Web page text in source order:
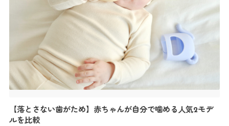
瓶洗いを、もっと快適にしてみませんか？…
く差が出る日もあります。 大人でも暑かったり寒かったり感じる
ため、赤ちゃんの服装は「調節しやすさ」が何より重要になりま
赤ちゃんは大人と同じ服装ではダメ？ 赤ちゃんは新陳
代謝が活発で、大人よりも汗をかきやすいと言われています。 そ
のため、
…
【落とさない歯がため】赤ちゃんが自分で噛める人気2モデ
ルを比較